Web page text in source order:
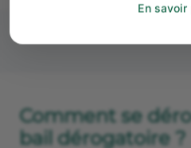
En savoir
Comment se
bail dérogatoire ?